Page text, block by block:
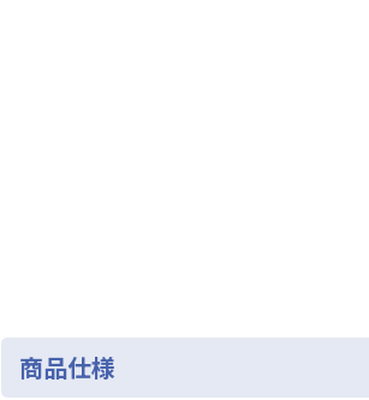
商品仕様